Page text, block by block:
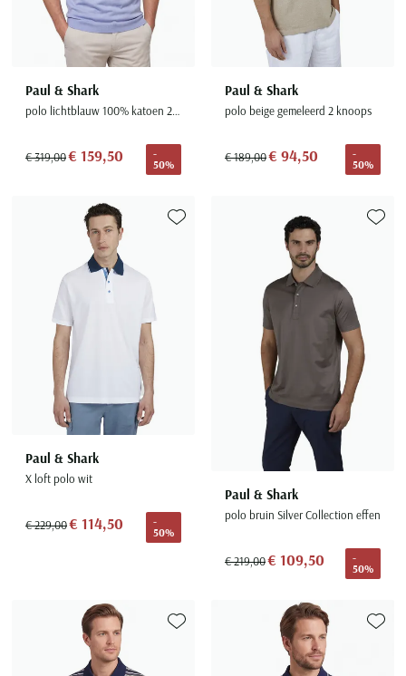
Paul & Shark
polo lichtblauw 100% katoen 2 knoops
€ 319,00€ 159,50
-
50%
Paul & Shark
polo beige gemeleerd 2 knoops
€ 189,00€ 94,50
-
50%
Paul & Shark
X loft polo wit
€ 229,00€ 114,50
-
50%
Toevoegen aan favorieten
Paul & Shark
polo bruin Silver Collection effen
€ 219,00€ 109,50
-
50%
Toevoegen aan favorieten